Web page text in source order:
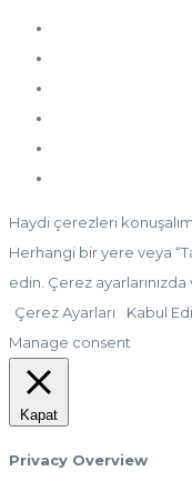
Haydi çerezleri
Herhangi bir yere veya
edin. Çerez
Çerez Ayarları
Kabul
Manage consent
Kapat
Privacy Overview